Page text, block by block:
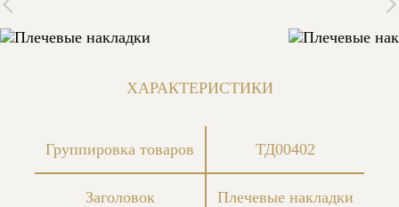
ХАРАКТЕРИСТИКИ
Группировка товаров ТД00402
Заголовок Плечевые накладки